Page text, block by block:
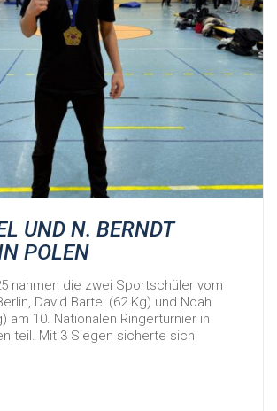
UND N. BERNDT
POLEN
nahmen die zwei Sportschüler vom
David Bartel (62 Kg) und Noah
am 10. Nationalen Ringerturnier in
teil. Mit 3 Siegen sicherte sich